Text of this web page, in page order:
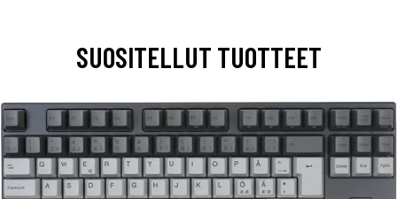
SUOSITELLUT TUOTTEET